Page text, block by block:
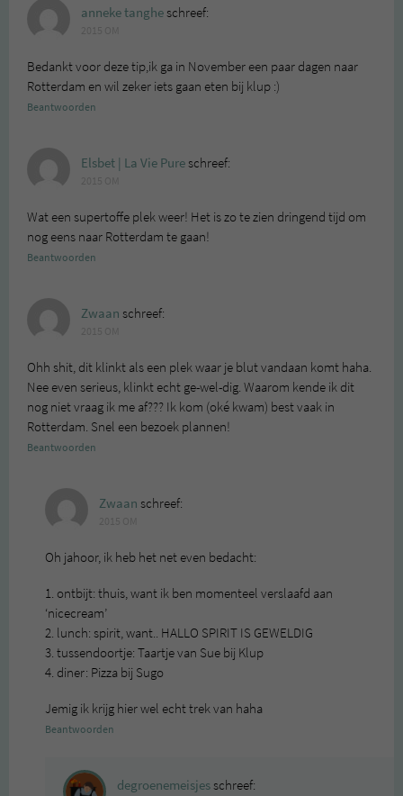
anneke tangheschreef:
Bedankt voor deze tip,ik ga in November een paar dagen naar
Rotterdam en wil zeker iets gaan eten bij klup :)
Beantwoorden
Elsbet | La Vie Pureschreef:
Wat een supertoffe plek weer! Het is zo te zien dringend tijd om
nog eens naar Rotterdam te gaan!
Beantwoorden
Zwaan schreef:
Ohh shit, dit klinkt als een plek waar je blut vandaan komt haha.
Nee even serieus, klinkt echt ge-wel-dig. Waarom kende ik dit
nog niet vraag ik me af??? Ik kom (oké kwam) best vaak in
Rotterdam. Snel een bezoek plannen!
Beantwoorden
Zwaan schreef:
Oh jahoor, ik heb het net even bedacht:
1. ontbijt: thuis, want ik ben momenteel verslaafd aan
‘nicecream’
2. lunch: spirit, want.. HALLO SPIRIT IS GEWELDIG
3. tussendoortje: Taartje van Sue bij Klup
4. diner: Pizza bij Sugo
Jemig ik krijg hier wel echt trek van haha
Beantwoorden
degroenemeisjesschreef: